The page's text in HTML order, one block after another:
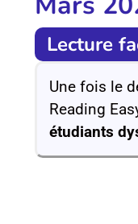
Lecture
Une fois le
Reading
étudiants